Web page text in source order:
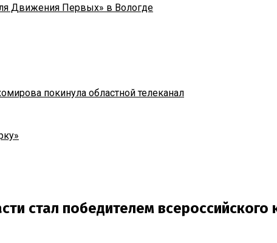
Движения Первых» в Вологде
покинула областной телеканал
стал победителем всероссийского